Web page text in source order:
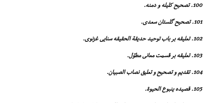
100. تصحیح کلیله و دمنه.
101. تصحیح گلستان سعدى.
102. تعلیقه بر باب توحید حدیقة الحقیقه سنایى غزنوى.
103. تعلیقه بر قسمت معانى مطوّل.
104. تقدیم و تصحیح و تعلیق نصاب الصبیان.
105. قصیده ینبوع الحیوة.